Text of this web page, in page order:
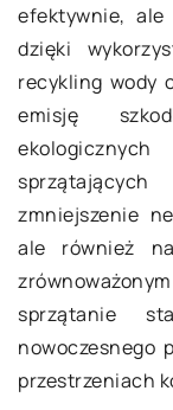
efektywnie,
dzięki
recykling wody
emisję
zmniejszenie
ale również
sprzątanie
nowoczesnego
przestrzeniach